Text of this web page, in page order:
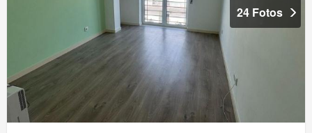
24 Fotos